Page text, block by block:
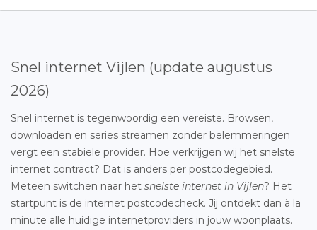
Snel internet Vijlen (update augustus
2026)
Snel internet is tegenwoordig een vereiste. Browsen,
downloaden en series streamen zonder belemmeringen
vergt een stabiele provider. Hoe verkrijgen wij het snelste
internet contract? Dat is anders per postcodegebied.
Meteen switchen naar het snelste internet in Vijlen? Het
startpunt is de internet postcodecheck. Jij ontdekt dan à la
minute alle huidige internetproviders in jouw woonplaats.